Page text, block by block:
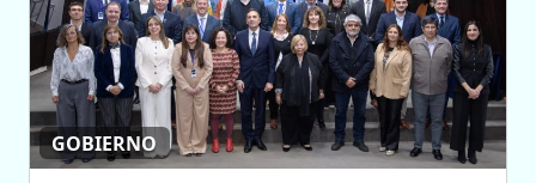
GOBIERNO